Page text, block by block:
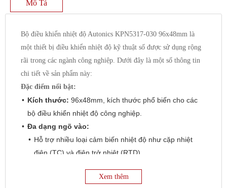
Mô Tả
Bộ điều khiển nhiệt độ Autonics KPN5317-030 96x48mm là
một thiết bị điều khiển nhiệt độ kỹ thuật số được sử dụng rộng
rãi trong các ngành công nghiệp. Dưới đây là một số thông tin
chi tiết về sản phẩm này:
Đặc điểm nổi bật:
Kích thước: 96x48mm, kích thước phổ biến cho các
bộ điều khiển nhiệt độ công nghiệp.
Đa dạng ngõ vào:
Hỗ trợ nhiều loại cảm biến nhiệt độ như cặp nhiệt
điện (TC) và điện trở nhiệt (RTD).
Loại ngõ vào_RTD : JPt100Ω, DPt100Ω, DPt50Ω,
Xem thêm